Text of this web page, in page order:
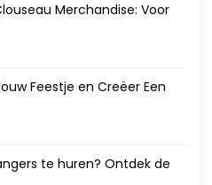
Merchandise: Voor
Feestje en Creëer Een
te huren? Ontdek de